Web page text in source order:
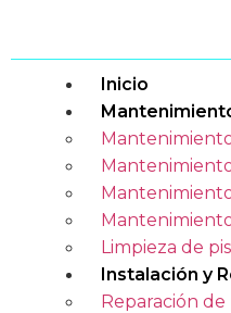
Inicio
Limpieza de
Instalación y
Reparación de